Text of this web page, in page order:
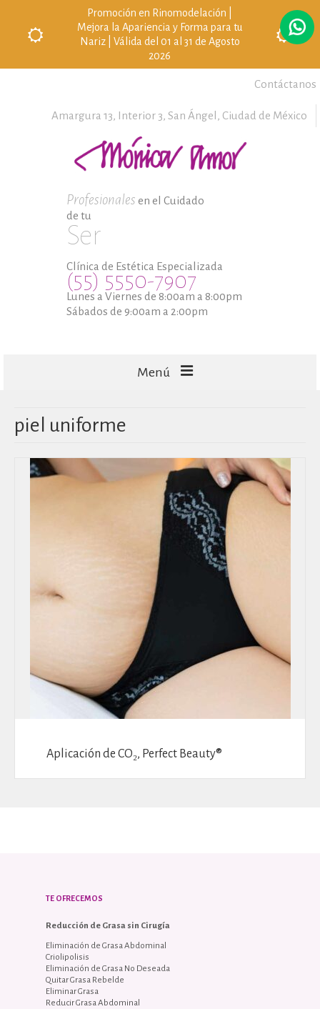
Promoción en Rinomodelación |
Mejora la Apariencia y Forma para tu
Nariz | Válida del 01 al 31 de Agosto
2026
Contáctanos
Amargura 13, Interior 3, San Ángel, Ciudad de México
Profesionales en el Cuidado
de tu
Ser
Clínica de Estética Especializada
(55) 5550-7907
Lunes a Viernes de 8:00am a 8:00pm
Sábados de 9:00am a 2:00pm
Menú
CAPILARES
TECNOLOGÍA
MASAJES
piel uniforme
Aplicación de CO₂, Perfect Beauty®
TE OFRECEMOS
Reducción de Grasa sin Cirugía
Eliminación de Grasa Abdominal
Criolipolisis
Eliminación de Grasa No Deseada
Quitar Grasa Rebelde
Eliminar Grasa
Reducir Grasa Abdominal